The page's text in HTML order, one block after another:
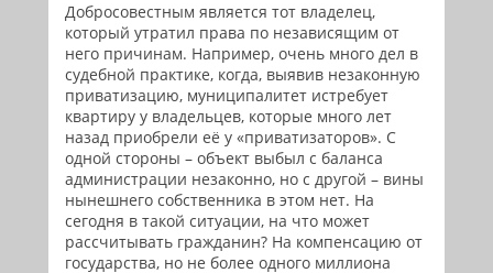
Добросовестным является тот владелец,
который утратил права по независящим от
него причинам. Например, очень много дел в
судебной практике, когда, выявив незаконную
приватизацию, муниципалитет истребует
квартиру у владельцев, которые много лет
назад приобрели её у «приватизаторов». С
одной стороны – объект выбыл с баланса
администрации незаконно, но с другой – вины
нынешнего собственника в этом нет. На
сегодня в такой ситуации, на что может
рассчитывать гражданин? На компенсацию от
государства, но не более одного миллиона